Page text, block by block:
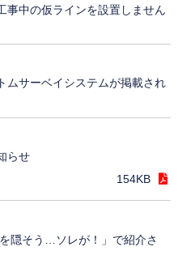
事中の仮ラインを設置しません
ムサーベイシステムが掲載され
らせ
154KB
隠そう…ソレが！」で紹介さ